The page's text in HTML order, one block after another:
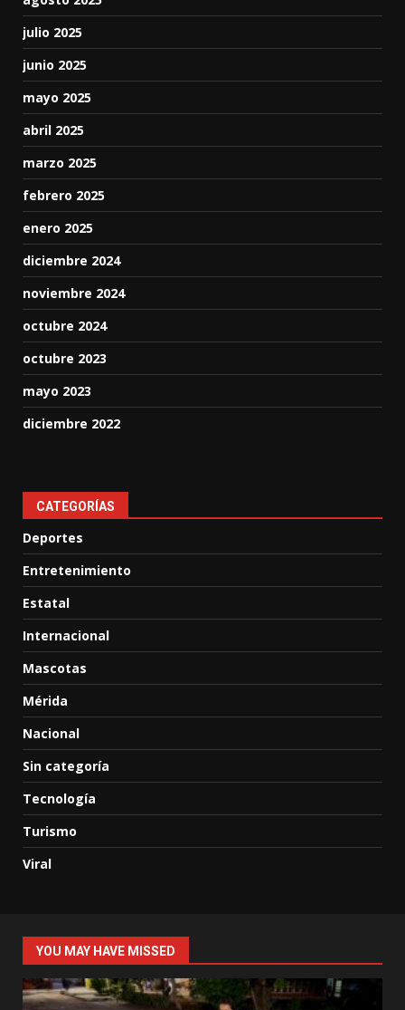
julio 2025
junio 2025
mayo 2025
abril 2025
marzo 2025
febrero 2025
enero 2025
diciembre 2024
noviembre 2024
octubre 2024
octubre 2023
mayo 2023
diciembre 2022
CATEGORÍAS
Deportes
Entretenimiento
Estatal
Internacional
Mascotas
Mérida
Nacional
Sin categoría
Tecnología
Turismo
Viral
YOU MAY HAVE MISSED